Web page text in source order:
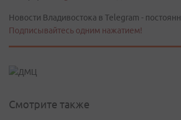
Новости Владивостока в Telegram -
Подписывайтесь одним нажатием!
Смотрите также